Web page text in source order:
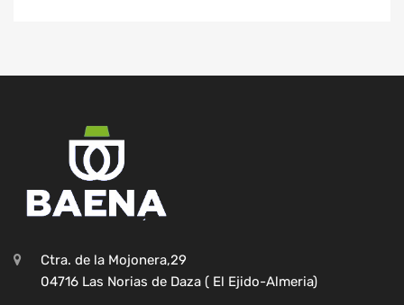
Ctra. de la Mojonera,29
04716 Las Norias de Daza ( El Ejido-Almeria)